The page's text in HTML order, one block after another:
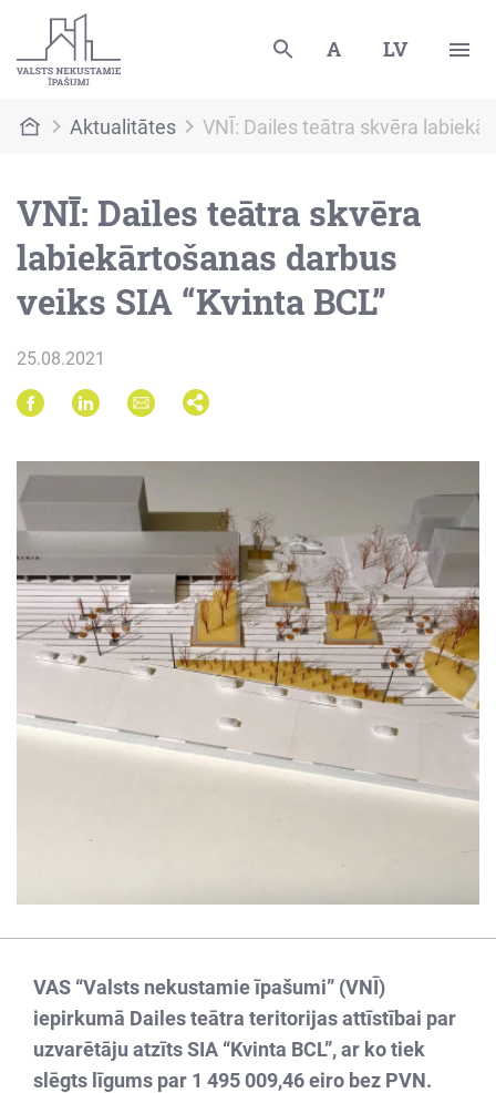
A LV
Aktualitātes VNĪ: Dailes teātra skvēra
VNĪ: Dailes teātra skvēra
labiekārtošanas darbus
veiks SIA “Kvinta BCL”
25.08.2021
VAS “Valsts nekustamie īpašumi” (VNĪ)
iepirkumā Dailes teātra teritorijas attīstībai par
uzvarētāju atzīts SIA “Kvinta BCL”, ar ko tiek
slēgts līgums par 1 495 009,46 eiro bez PVN.